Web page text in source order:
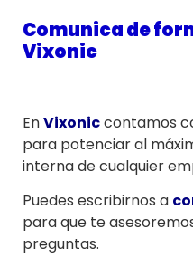
Comunica de
Vixonic
EnVixoniccontamos
para potenciar al
interna de cualquier
Puedes escribirnos a
para que te
preguntas.